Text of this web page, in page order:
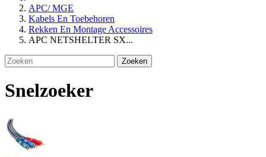
APC/ MGE
Kabels En Toebehoren
Rekken En Montage Accessoires
APC NETSHELTER SX...
Zoeken
Snelzoeker